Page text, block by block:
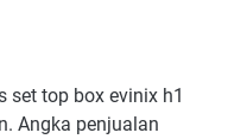
set top box evinix h1
Angka penjualan